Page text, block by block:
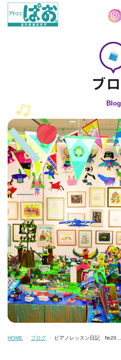
Blog
HOME ブログ ピアノレッスン日記 №20…